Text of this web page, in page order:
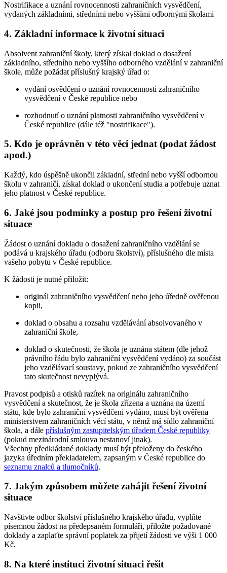
Nostrifikace a uznání rovnocennosti zahraničních vysvědčení,
vydaných základními, středními nebo vyššími odbornými školami
4. Základní informace k životní situaci
Absolvent zahraniční školy, který získal doklad o dosažení
základního, středního nebo vyššího odborného vzdělání v zahraniční
škole, může požádat příslušný krajský úřad o:
vydání osvědčení o uznání rovnocennosti zahraničního
vysvědčení v České republice nebo
rozhodnutí o uznání platnosti zahraničního vysvědčení v
České republice (dále též "nostrifikace").
5. Kdo je oprávněn v této věci jednat (podat žádost
apod.)
Každý, kdo úspěšně ukončil základní, střední nebo vyšší odbornou
školu v zahraničí, získal doklad o ukončení studia a potřebuje uznat
jeho platnost v České republice.
6. Jaké jsou podmínky a postup pro řešení životní
situace
Žádost o uznání dokladu o dosažení zahraničního vzdělání se
podává u krajského úřadu (odboru školství), příslušného dle místa
vašeho pobytu v České republice.
K žádosti je nutné přiložit:
originál zahraničního vysvědčení nebo jeho úředně ověřenou
kopii,
doklad o obsahu a rozsahu vzdělávání absolvovaného v
zahraniční škole,
doklad o skutečnosti, že škola je uznána státem (dle jehož
právního řádu bylo zahraniční vysvědčení vydáno) za součást
jeho vzdělávací soustavy, pokud ze zahraničního vysvědčení
tato skutečnost nevyplývá.
Pravost podpisů a otisků razítek na originálu zahraničního
vysvědčení a skutečnost, že je škola zřízena a uznána na území
státu, kde bylo zahraniční vysvědčení vydáno, musí být ověřena
ministerstvem zahraničních věcí státu, v němž má sídlo zahraniční
škola, a dále příslušným zastupitelským úřadem České republiky
(pokud mezinárodní smlouva nestanoví jinak).
Všechny předkládané doklady musí být přeloženy do českého
jazyka úředním překladatelem, zapsaným v České republice do
seznamu znalců a tlumočníků.
7. Jakým způsobem můžete zahájit řešení životní
situace
Navštivte odbor školství příslušného krajského úřadu, vyplňte
písemnou žádost na předepsaném formuláři, přiložte požadované
doklady a zaplaťte správní poplatek za přijetí žádosti ve výši 1 000
Kč.
8. Na které instituci životní situaci řešit